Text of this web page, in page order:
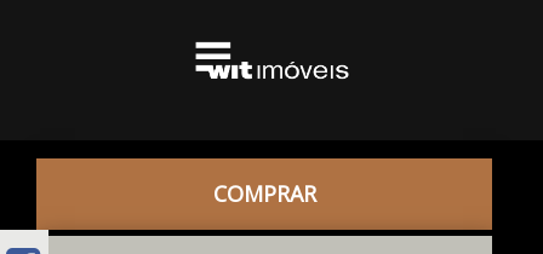
COMPRAR